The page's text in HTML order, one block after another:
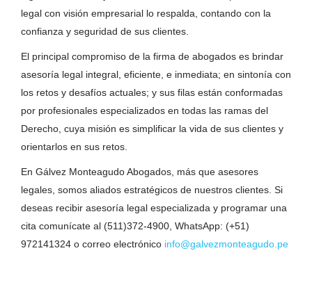
legal con visión empresarial lo respalda, contando con la
confianza y seguridad de sus clientes.
El principal compromiso de la firma de abogados es brindar
asesoría legal integral, eficiente, e inmediata; en sintonía con
los retos y desafíos actuales; y sus filas están conformadas
por profesionales especializados en todas las ramas del
Derecho, cuya misión es simplificar la vida de sus clientes y
orientarlos en sus retos.
En Gálvez Monteagudo Abogados, más que asesores
legales, somos aliados estratégicos de nuestros clientes. Si
deseas recibir asesoría legal especializada y programar una
cita comunícate al (511)372-4900, WhatsApp: (+51)
972141324 o correo electrónico info@galvezmonteagudo.pe